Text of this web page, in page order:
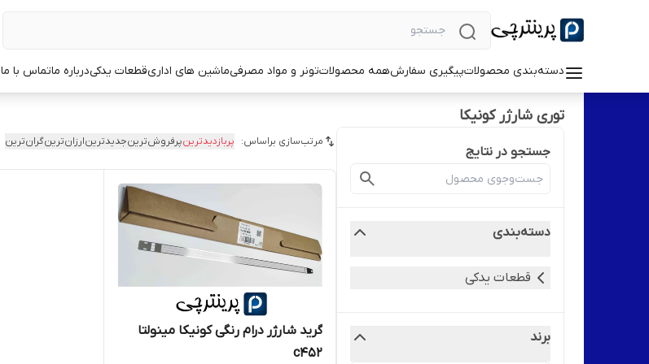
دسته‌بندی محصولاتپیگیری سفارشهمه محصولاتتونر و مواد مصرفیماشین های اداریقطعات یدکیدرباره ماتماس با ما
توری شارژر کونیکا
جستجو در نتایج
دسته‌بندی
قطعات یدکی
برند
مرتب‌سازی براساس: پربازدیدترینپرفروش‌ترینجدیدترینارزان‌ترینگران‌ترین
گرید شارژر درام رنگی کونیکا مینولتا
c452